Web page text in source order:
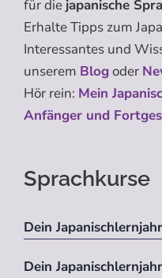
für die japanische
Erhalte Tipps zum
Interessantes und
unserem Blogoder
Hör rein: Mein
Anfänger und
Sprachkurse
Dein
Dein